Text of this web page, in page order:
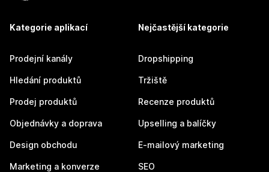
Kategorie aplikací
Prodejní kanály
Hledání produktů
Prodej produktů
Objednávky a doprava
Design obchodu
Marketing a konverze
Nejčastější kategorie
Dropshipping
Tržiště
Recenze produktů
Upselling a balíčky
E-mailový marketing
SEO